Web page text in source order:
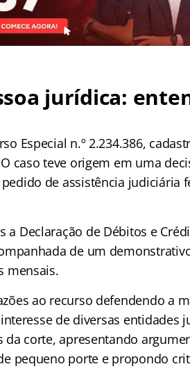
jurídica:
Especial n.º 2.234.386,
caso teve origem em uma
de assistência judiciária
Declaração de Débitos e
de um
mensais.
ao recurso defendendo a
de diversas entidades
corte, apresentando
pequeno porte e propondo